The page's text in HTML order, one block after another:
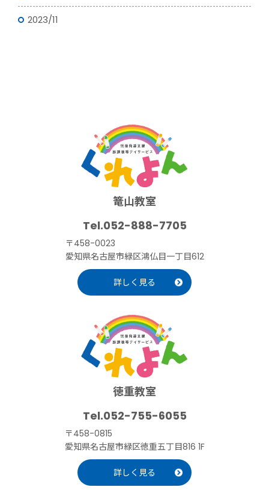
2023/11
篭山教室
052-888-7705
〒458-0023
愛知県名古屋市緑区鴻仏目一丁目612
詳しく見る
徳重教室
052-755-6055
〒458-0815
愛知県名古屋市緑区徳重五丁目816 1F
詳しく見る